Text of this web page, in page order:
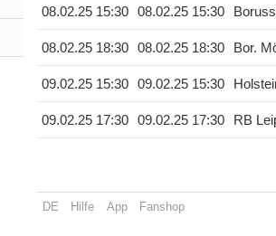
08.02.25 15:30 08.02.25 15:30
08.02.25 18:30 08.02.25 18:30 Bor.
09.02.25 15:30 09.02.25 15:30
09.02.25 17:30 09.02.25 17:30 RB
DE Hilfe App Fanshop